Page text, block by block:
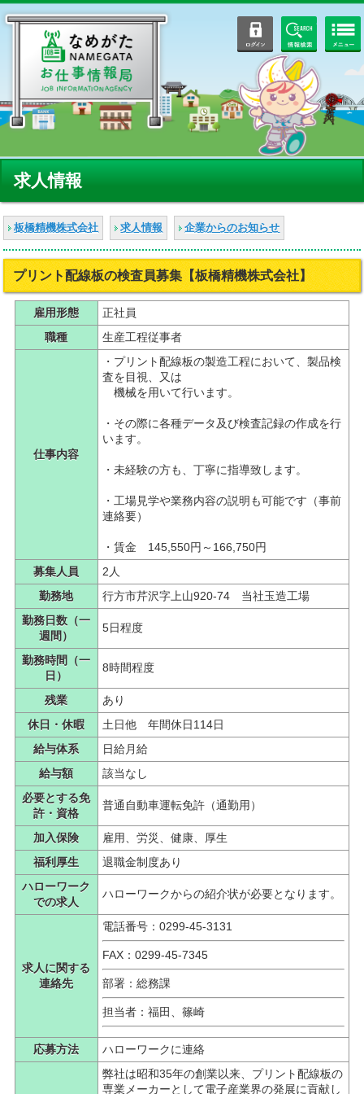
ログイン 情報検索
求人情報
板橋精機株式会社 求人情報 企業からのお知らせ
プリント配線板の検査員募集【板橋精機株式会社】
雇用形態
正社員
職種
生産工程従事者
仕事内容
・プリント配線板の製造工程において、製品検
査を目視、又は
機械を用いて行います。
・その際に各種データ及び検査記録の作成を行
います。
・未経験の方も、丁寧に指導致します。
・工場見学や業務内容の説明も可能です（事前
連絡要）
・賃金 145,550円～166,750円
募集人員
2人
勤務地
行方市芹沢字上山920-74 当社玉造工場
勤務日数（一
週間）
5日程度
勤務時間（一
日）
8時間程度
残業
あり
休日・休暇
土日他 年間休日114日
給与体系
日給月給
給与額
該当なし
必要とする免
許・資格
普通自動車運転免許（通勤用）
加入保険
雇用、労災、健康、厚生
福利厚生
退職金制度あり
ハローワーク
での求人
ハローワークからの紹介状が必要となります。
求人に関する
連絡先
電話番号：0299-45-3131
FAX：0299-45-7345
部署：総務課
担当者：福田、篠崎
応募方法
ハローワークに連絡
弊社は昭和35年の創業以来、プリント配線板の
専業メーカーとして電子産業界の発展に貢献し